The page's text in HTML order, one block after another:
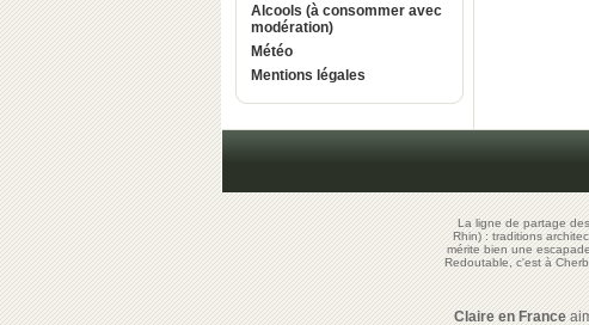
Alcools (à consommer avec
modération)
Météo
Mentions légales
La ligne de partage
Rhin) : traditions
mérite bien une
Redoutable, c'est à
Claire en France